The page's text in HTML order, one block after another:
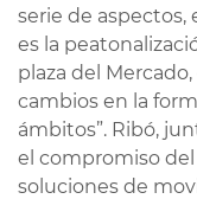
serie de aspectos,
es la
plaza del
cambios en la
ámbitos”. Ribó,
el compromiso
soluciones de